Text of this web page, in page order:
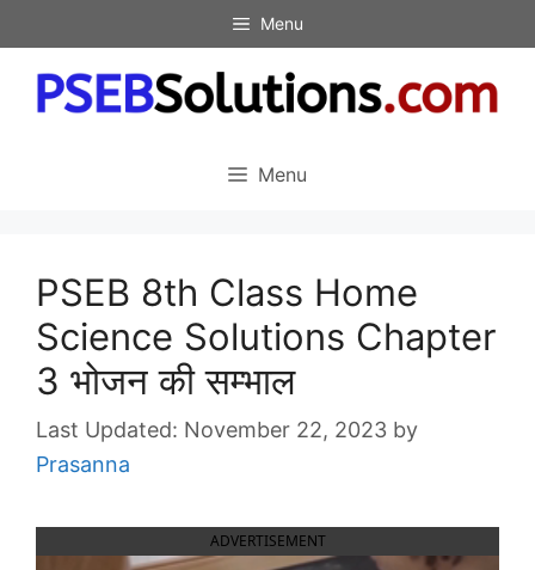
to
content
Menu
Menu
PSEB 8th Class Home
Science Solutions Chapter
3 भोजन की सम्भाल
November 22, 2023 by
Prasanna
ADVERTISEMENT